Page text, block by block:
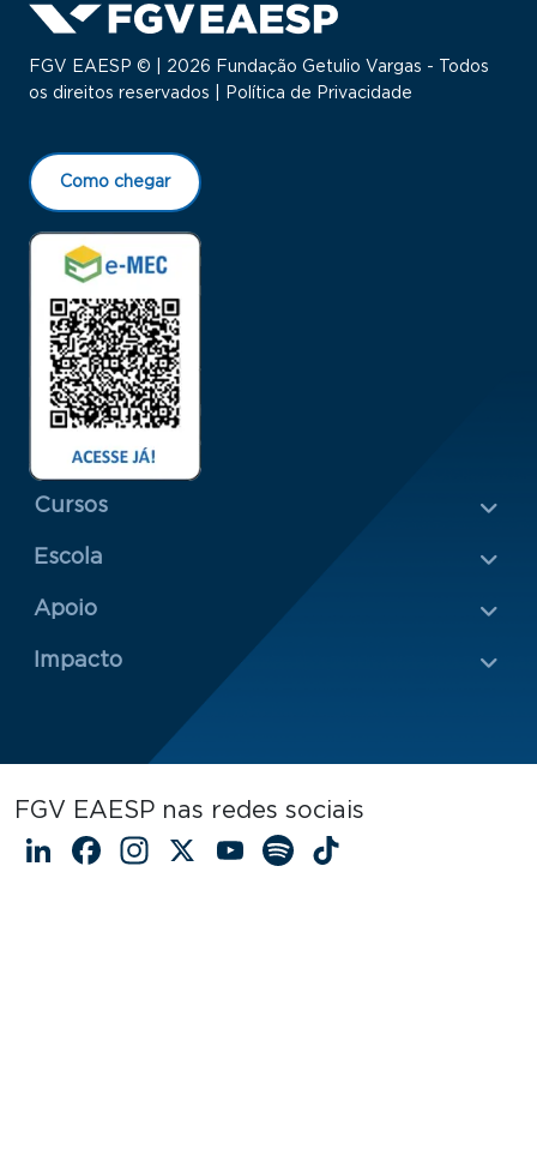
FGV EAESP © | 2026 Fundação Getulio Vargas - Todos
os direitos reservados |
Política de Privacidade
Como chegar
Menu Rodapé 1
Cursos
Escola
Rodapé 2
Apoio
Impacto
FGV EAESP nas redes sociais
LinkedIn
Facebook
Instagram
X YouTube
Spotify